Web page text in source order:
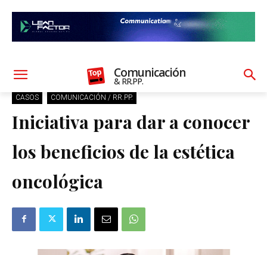
Comunicación
& RR.PP.
CASOS COMUNICACIÓN / RR.PP.
Iniciativa para dar a conocer
los beneficios de la estética
oncológica